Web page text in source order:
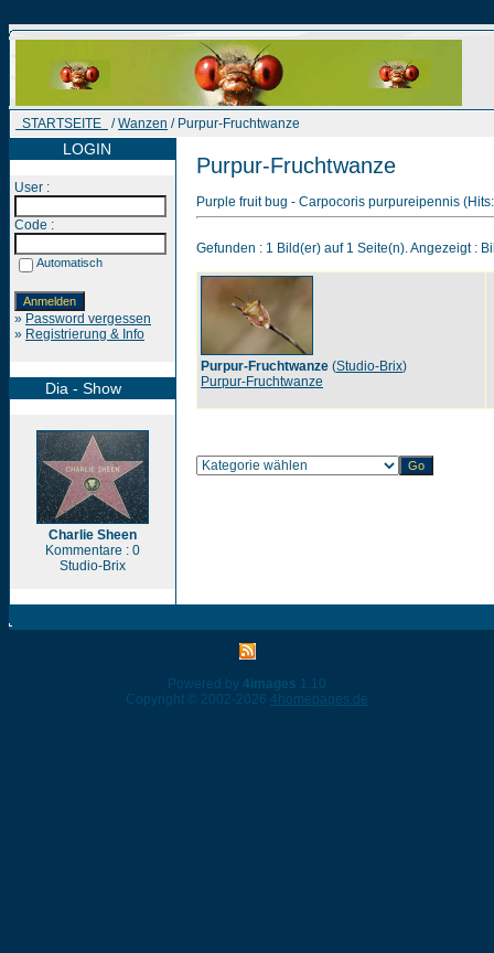
STARTSEITE /Wanzen / Purpur-Fruchtwanze
LOGIN
User :
Code :
Automatisch
» Password vergessen
» Registrierung & Info
Dia - Show
Charlie Sheen
Kommentare : 0
Studio-Brix
Purpur-Fruchtwanze
Purple fruit bug - Carpocoris purpureipennis
Gefunden : 1 Bild(er) auf 1 Seite(n). Angezeigt :
Purpur-Fruchtwanze (Studio-Brix)
Purpur-Fruchtwanze
Powered by 4images 1.10
Copyright © 2002-2026 4homepages.de